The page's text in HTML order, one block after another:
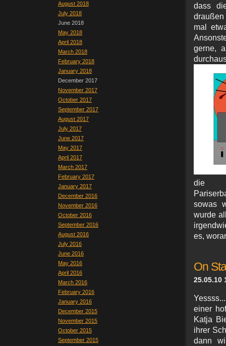
August 2018
July 2018
June 2018
May 2018
April 2018
March 2018
February 2018
January 2018
December 2017
November 2017
October 2017
September 2017
August 2017
July 2017
June 2017
May 2017
April 2017
March 2017
February 2017
January 2017
December 2016
November 2016
October 2016
September 2016
August 2016
July 2016
June 2016
May 2016
April 2016
March 2016
February 2016
January 2016
December 2015
November 2015
October 2015
September 2015
dass
draußen
mal
gerne,
die
sowas
wurde
es,
On
25.05.10
einer
Katja
ihrer
dann